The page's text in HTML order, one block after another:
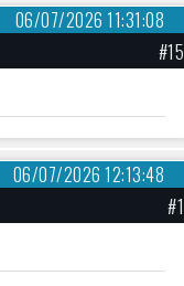
06/07/2026 11:31:08
#15
06/07/2026 12:13:48
#1